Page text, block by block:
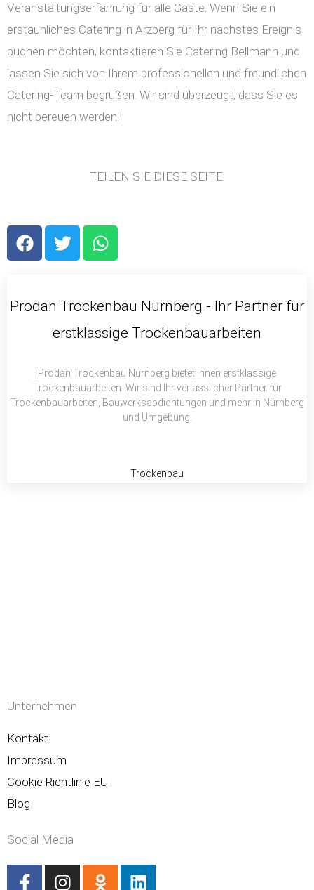
Veranstaltungserfahrung für alle Gäste. Wenn Sie ein
erstaunliches Catering in Arzberg für Ihr nächstes Ereignis
buchen möchten, kontaktieren Sie Catering Bellmann und
lassen Sie sich von Ihrem professionellen und freundlichen
Catering-Team begrüßen. Wir sind überzeugt, dass Sie es
nicht bereuen werden!
TEILEN SIE DIESE SEITE:
F
a
b
T
w
t
r
W
h
s
p
Prodan Trockenbau Nürnberg - Ihr Partner für
erstklassige Trockenbauarbeiten
Prodan Trockenbau Nürnberg bietet Ihnen erstklassige
Trockenbauarbeiten. Wir sind Ihr verlässlicher Partner für
Trockenbauarbeiten, Bauwerksabdichtungen und mehr in Nürnberg
und Umgebung.
Trockenbau
Unternehmen
Kontakt
Impressum
Cookie Richtlinie EU
Blog
Social Media
F
I
O
L